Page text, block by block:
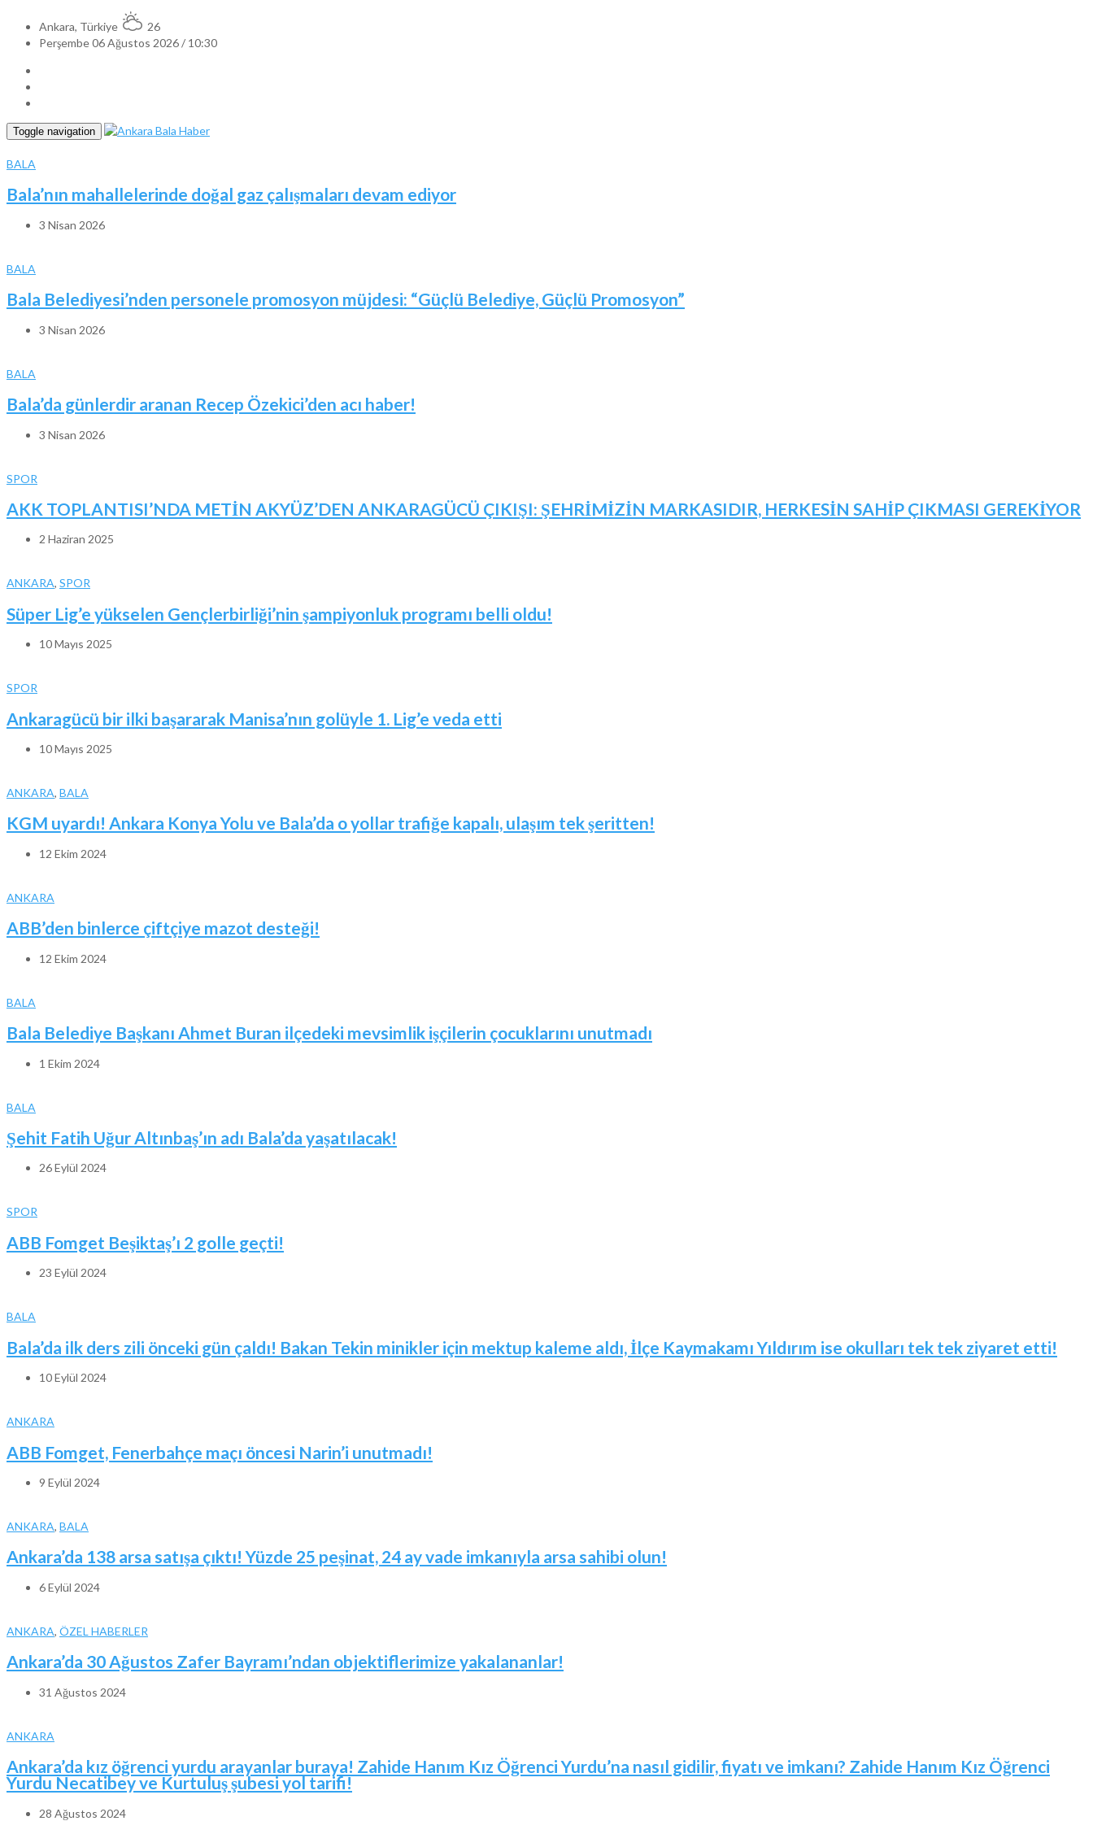
Ankara, Türkiye
26
Perşembe 06 Ağustos 2026 / 10:30
Toggle navigation
BALA
Bala’nın mahallelerinde doğal gaz çalışmaları devam ediyor
3 Nisan 2026
BALA
Bala Belediyesi’nden personele promosyon müjdesi: “Güçlü Belediye, Güçlü Promosyon”
3 Nisan 2026
BALA
Bala’da günlerdir aranan Recep Özekici’den acı haber!
3 Nisan 2026
SPOR
AKK TOPLANTISI’NDA METİN AKYÜZ’DEN ANKARAGÜCÜ ÇIKIŞI: ŞEHRİMİZİN MARKASIDIR, HERKESİN SAHİP ÇIKMASI GEREKİYOR
2 Haziran 2025
ANKARA, SPOR
Süper Lig’e yükselen Gençlerbirliği’nin şampiyonluk programı belli oldu!
10 Mayıs 2025
SPOR
Ankaragücü bir ilki başararak Manisa’nın golüyle 1. Lig’e veda etti
10 Mayıs 2025
ANKARA, BALA
KGM uyardı! Ankara Konya Yolu ve Bala’da o yollar trafiğe kapalı, ulaşım tek şeritten!
12 Ekim 2024
ANKARA
ABB’den binlerce çiftçiye mazot desteği!
12 Ekim 2024
BALA
Bala Belediye Başkanı Ahmet Buran ilçedeki mevsimlik işçilerin çocuklarını unutmadı
1 Ekim 2024
BALA
Şehit Fatih Uğur Altınbaş’ın adı Bala’da yaşatılacak!
26 Eylül 2024
SPOR
ABB Fomget Beşiktaş’ı 2 golle geçti!
23 Eylül 2024
BALA
Bala’da ilk ders zili önceki gün çaldı! Bakan Tekin minikler için mektup kaleme aldı, İlçe Kaymakamı Yıldırım ise okulları tek tek ziyaret etti!
10 Eylül 2024
ANKARA
ABB Fomget, Fenerbahçe maçı öncesi Narin’i unutmadı!
9 Eylül 2024
ANKARA, BALA
Ankara’da 138 arsa satışa çıktı! Yüzde 25 peşinat, 24 ay vade imkanıyla arsa sahibi olun!
6 Eylül 2024
ANKARA, ÖZEL HABERLER
Ankara’da 30 Ağustos Zafer Bayramı’ndan objektiflerimize yakalananlar!
31 Ağustos 2024
ANKARA
Ankara’da kız öğrenci yurdu arayanlar buraya! Zahide Hanım Kız Öğrenci Yurdu’na nasıl gidilir, fiyatı ve imkanı? Zahide Hanım Kız Öğrenci
Yurdu Necatibey ve Kurtuluş şubesi yol tarifi!
28 Ağustos 2024